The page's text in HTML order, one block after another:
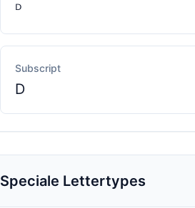
ᴰ
Subscript
D
Speciale Lettertypes